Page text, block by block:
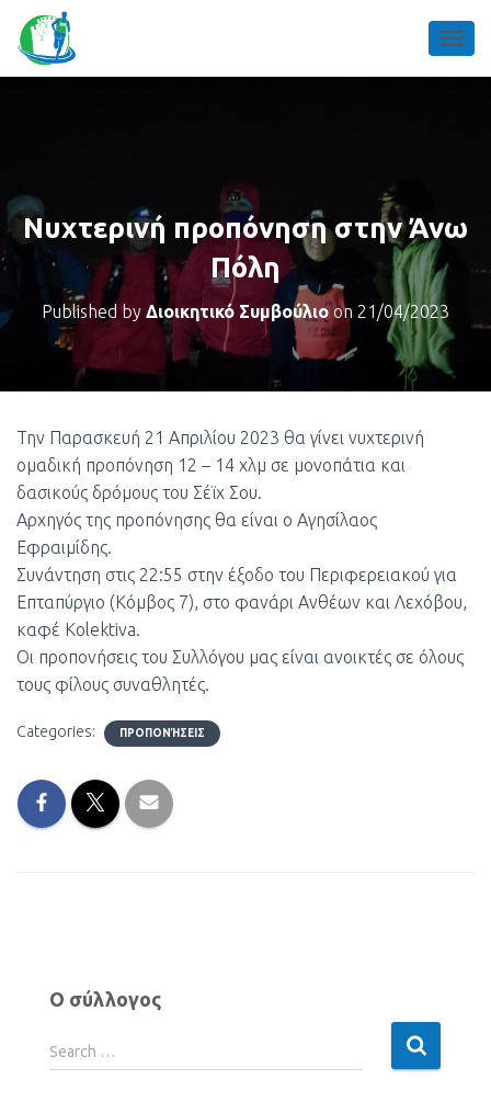
Νυχτερινή προπόνηση στην Άνω
Πόλη
Published by Διοικητικό Συμβούλιοon 21/04/2023
Την Παρασκευή 21 Απριλίου 2023 θα γίνει νυχτερινή
ομαδική προπόνηση 12 – 14 χλμ σε μονοπάτια και
δασικούς δρόμους του Σέϊχ Σου.
Αρχηγός της προπόνησης θα είναι ο Αγησίλαος
Εφραιμίδης.
Συνάντηση στις 22:55 στην έξοδο του Περιφερειακού για
Επταπύργιο (Κόμβος 7), στο φανάρι Ανθέων και Λεχόβου,
καφέ Kolektiva.
Οι προπονήσεις του Συλλόγου μας είναι ανοικτές σε όλους
τους φίλους συναθλητές.
Categories: ΠΡΟΠΟΝΉΣΕΙΣ
Ο σύλλογος
Search …